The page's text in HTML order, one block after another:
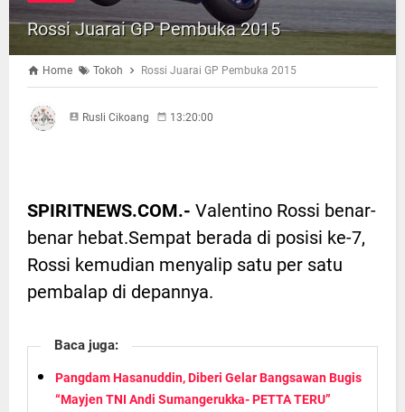
Rossi Juarai GP Pembuka 2015
Home Tokoh Rossi Juarai GP Pembuka 2015
Rusli Cikoang 13:20:00
SPIRITNEWS.COM.- Valentino Rossi benar-
benar hebat.Sempat berada di posisi ke-7,
Rossi kemudian menyalip satu per satu
pembalap di depannya.
Baca juga:
Pangdam Hasanuddin, Diberi Gelar Bangsawan Bugis
“Mayjen TNI Andi Sumangerukka- PETTA TERU”